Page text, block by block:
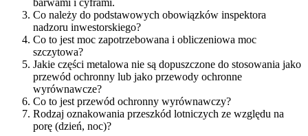
barwami i cyframi.
Co należy do podstawowych obowiązków inspektora
nadzoru inwestorskiego?
Co to jest moc zapotrzebowana i obliczeniowa moc
szczytowa?
Jakie części metalowa nie są dopuszczone do stosowania jako
przewód ochronny lub jako przewody ochronne
wyrównawcze?
Co to jest przewód ochronny wyrównawczy?
Rodzaj oznakowania przeszkód lotniczych ze względu na
porę (dzień, noc)?